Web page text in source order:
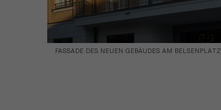
FASSADE DES NEUEN GEBÄUDES AM BELSENPLATZ